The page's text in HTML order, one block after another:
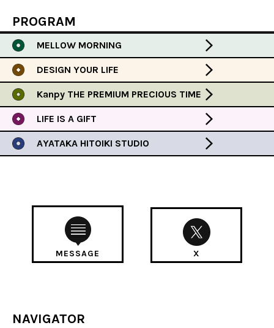
PROGRAM
MELLOW MORNING
DESIGN YOUR LIFE
Kanpy THE PREMIUM PRECIOUS TIME
LIFE IS A GIFT
AYATAKA HITOIKI STUDIO
MESSAGE X
NAVIGATOR